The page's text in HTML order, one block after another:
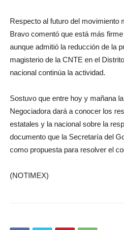
Respecto al futuro del movimiento
Bravo comentó que está más
aunque admitió la reducción de la
magisterio de la CNTE en el
nacional continúa la actividad.
Sostuvo que entre hoy y mañana
Negociadora dará a conocer los
estatales y la nacional sobre la
documento que la Secretaría del
como propuesta para resolver el
(NOTIMEX)